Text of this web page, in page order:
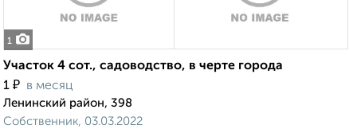
1
Участок 4 сот., садоводство, в черте города
1 ₽ в месяц
Ленинский район, 398
Собственник, 03.03.2022